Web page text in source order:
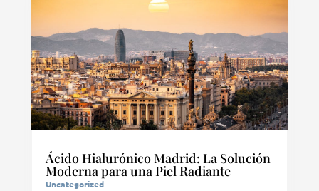
Ácido Hialurónico Madrid: La Solución
Moderna para una Piel Radiante
Uncategorized